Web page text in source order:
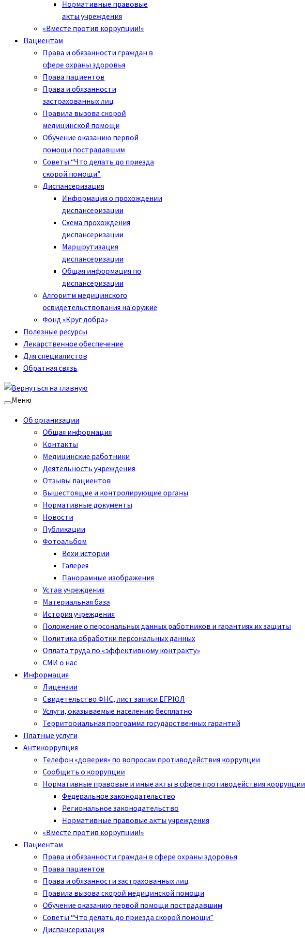
Нормативные правовые
акты учреждения
«Вместе против коррупции!»
Пациентам
Права и обязанности граждан в
сфере охраны здоровья
Права пациентов
Права и обязанности
застрахованных лиц
Правила вызова скорой
медицинской помощи
Обучение оказанию первой
помощи пострадавшим
Советы “Что делать до приезда
скорой помощи”
Диспансеризация
Информация о прохождении
диспансеризации
Схема прохождения
диспансеризации
Маршрутизация
диспансеризации
Общая информация по
диспансеризации
Алгоритм медицинского
освидетельствования на оружие
Фонд «Круг добра»
Полезные ресурсы
Лекарственное обеспечение
Для специалистов
Обратная связь
Меню
Об организации
Общая информация
Контакты
Медицинские работники
Деятельность учреждения
Отзывы пациентов
Вышестоящие и контролирующие органы
Нормативные документы
Новости
Публикации
Фотоальбом
Вехи истории
Галерея
Панорамные изображения
Устав учреждения
Материальная база
История учреждения
Положение о персональных данных работников и гарантиях их защиты
Политика обработки персональных данных
Оплата труда по «эффективному контракту»
СМИ о нас
Информация
Лицензии
Свидетельство ФНС, лист записи ЕГРЮЛ
Услуги, оказываемые населению бесплатно
Территориальная программа государственных гарантий
Платные услуги
Антикоррупция
Телефон «доверия» по вопросам противодействия коррупции
Сообщить о коррупции
Нормативные правовые и иные акты в сфере противодействия коррупции
Федеральное законодательство
Региональное законодательство
Нормативные правовые акты учреждения
«Вместе против коррупции!»
Пациентам
Права и обязанности граждан в сфере охраны здоровья
Права пациентов
Права и обязанности застрахованных лиц
Правила вызова скорой медицинской помощи
Обучение оказанию первой помощи пострадавшим
Советы “Что делать до приезда скорой помощи”
Диспансеризация